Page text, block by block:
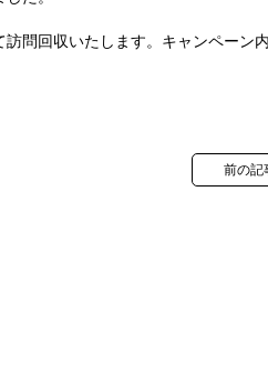
問回収いたします。キャンペーン
前の